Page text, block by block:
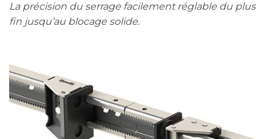
La précision du serrage facilement réglable du plus
fin jusqu’au blocage solide.